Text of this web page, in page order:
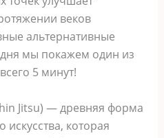
веков
альтернативные
мы покажем один из
5 минут!
Jitsu) — древняя форма
которая